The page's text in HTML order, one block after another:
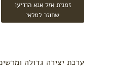
זמנית אזל אנא הודיעו
שחוזר למלאי
ערכת יצירה גדולה